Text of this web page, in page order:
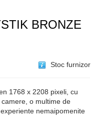
BRONZE
Stoc furnizor
1768 x 2208 pixeli, cu
o multime de
nemaipomenite